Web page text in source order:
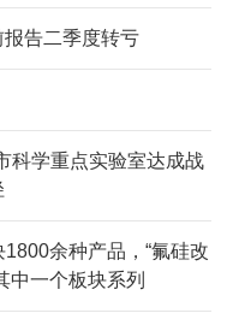
告二季度转亏
科学重点实验室达成战
1800余种产品，“氟硅改
中一个板块系列